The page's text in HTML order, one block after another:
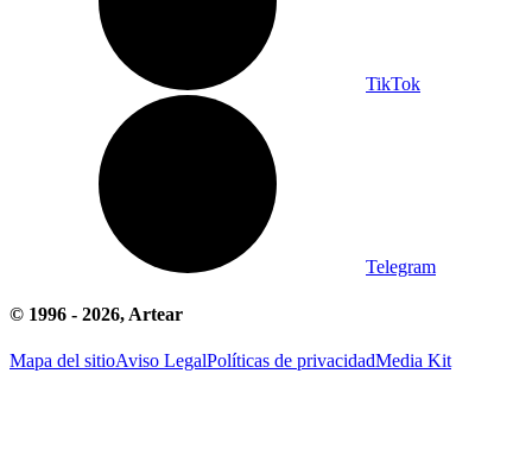
TikTok
Telegram
© 1996 - 2026, Artear
Mapa del sitioAviso LegalPolíticas de privacidadMedia Kit